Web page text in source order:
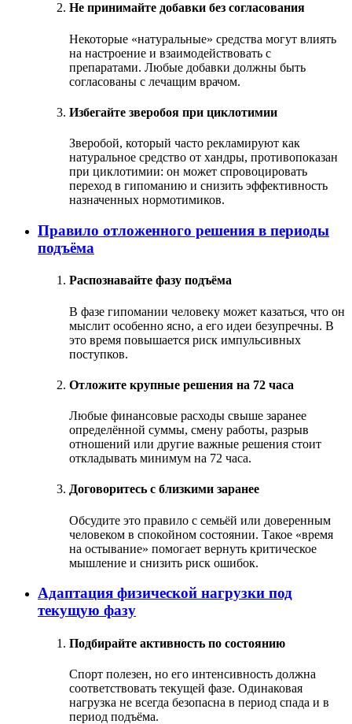
Не принимайте добавки без согласования
Некоторые «натуральные» средства могут влиять
на настроение и взаимодействовать с
препаратами. Любые добавки должны быть
согласованы с лечащим врачом.
Избегайте зверобоя при циклотимии
Зверобой, который часто рекламируют как
натуральное средство от хандры, противопоказан
при циклотимии: он может спровоцировать
переход в гипоманию и снизить эффективность
назначенных нормотимиков.
Правило отложенного решения в периоды
подъёма
Распознавайте фазу подъёма
В фазе гипомании человеку может казаться, что он
мыслит особенно ясно, а его идеи безупречны. В
это время повышается риск импульсивных
поступков.
Отложите крупные решения на 72 часа
Любые финансовые расходы свыше заранее
определённой суммы, смену работы, разрыв
отношений или другие важные решения стоит
откладывать минимум на 72 часа.
Договоритесь с близкими заранее
Обсудите это правило с семьёй или доверенным
человеком в спокойном состоянии. Такое «время
на остывание» помогает вернуть критическое
мышление и снизить риск ошибок.
Адаптация физической нагрузки под
текущую фазу
Подбирайте активность по состоянию
Спорт полезен, но его интенсивность должна
соответствовать текущей фазе. Одинаковая
нагрузка не всегда безопасна в период спада и в
период подъёма.